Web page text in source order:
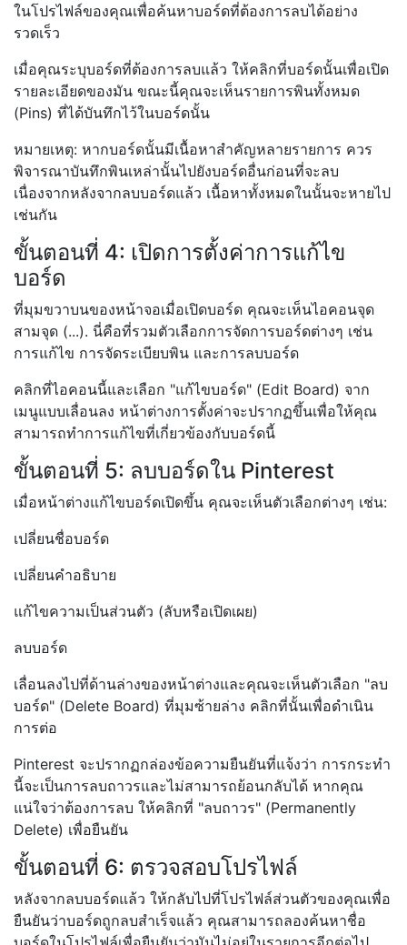
ในโปรไฟล์ของคุณเพื่อค้นหาบอร์ดที่ต้องการลบได้อย่าง
รวดเร็ว
เมื่อคุณระบุบอร์ดที่ต้องการลบแล้ว ให้คลิกที่บอร์ดนั้นเพื่อเปิด
รายละเอียดของมัน ขณะนี้คุณจะเห็นรายการพินทั้งหมด
(Pins) ที่ได้บันทึกไว้ในบอร์ดนั้น
หมายเหตุ: หากบอร์ดนั้นมีเนื้อหาสำคัญหลายรายการ ควร
พิจารณาบันทึกพินเหล่านั้นไปยังบอร์ดอื่นก่อนที่จะลบ
เนื่องจากหลังจากลบบอร์ดแล้ว เนื้อหาทั้งหมดในนั้นจะหายไป
เช่นกัน
ขั้นตอนที่ 4: เปิดการตั้งค่าการแก้ไข
บอร์ด
ที่มุมขวาบนของหน้าจอเมื่อเปิดบอร์ด คุณจะเห็นไอคอนจุด
สามจุด (...). นี่คือที่รวมตัวเลือกการจัดการบอร์ดต่างๆ เช่น
การแก้ไข การจัดระเบียบพิน และการลบบอร์ด
คลิกที่ไอคอนนี้และเลือก "แก้ไขบอร์ด" (Edit Board) จาก
เมนูแบบเลื่อนลง หน้าต่างการตั้งค่าจะปรากฏขึ้นเพื่อให้คุณ
สามารถทำการแก้ไขที่เกี่ยวข้องกับบอร์ดนี้
ขั้นตอนที่ 5: ลบบอร์ดใน Pinterest
เมื่อหน้าต่างแก้ไขบอร์ดเปิดขึ้น คุณจะเห็นตัวเลือกต่างๆ เช่น:
เปลี่ยนชื่อบอร์ด
เปลี่ยนคำอธิบาย
แก้ไขความเป็นส่วนตัว (ลับหรือเปิดเผย)
ลบบอร์ด
เลื่อนลงไปที่ด้านล่างของหน้าต่างและคุณจะเห็นตัวเลือก "ลบ
บอร์ด" (Delete Board) ที่มุมซ้ายล่าง คลิกที่นั้นเพื่อดำเนิน
การต่อ
Pinterest จะปรากฏกล่องข้อความยืนยันที่แจ้งว่า การกระทำ
นี้จะเป็นการลบถาวรและไม่สามารถย้อนกลับได้ หากคุณ
แน่ใจว่าต้องการลบ ให้คลิกที่ "ลบถาวร" (Permanently
Delete) เพื่อยืนยัน
ขั้นตอนที่ 6: ตรวจสอบโปรไฟล์
หลังจากลบบอร์ดแล้ว ให้กลับไปที่โปรไฟล์ส่วนตัวของคุณเพื่อ
ยืนยันว่าบอร์ดถูกลบสำเร็จแล้ว คุณสามารถลองค้นหาชื่อ